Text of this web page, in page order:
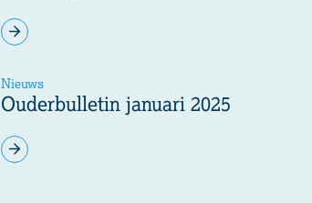
Nieuws
Ouderbulletin januari 2025